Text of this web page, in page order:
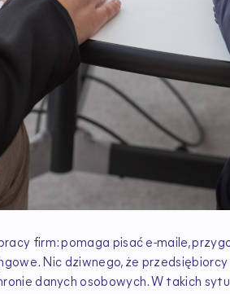
firm: pomaga pisać e-maile,
Nic dziwnego, że
danych osobowych. W takich